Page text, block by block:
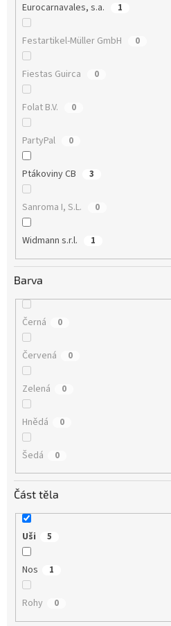
Eurocarnavales, s.a. 1
Festartikel-Müller GmbH 0
Fiestas Guirca 0
Folat B.V. 0
PartyPal 0
Ptákoviny CB 3
Sanroma I, S.L. 0
Widmann s.r.l. 1
Barva
Černá 0
Červená 0
Zelená 0
Hnědá 0
Šedá 0
Část těla
Uši 5
Nos 1
Rohy 0